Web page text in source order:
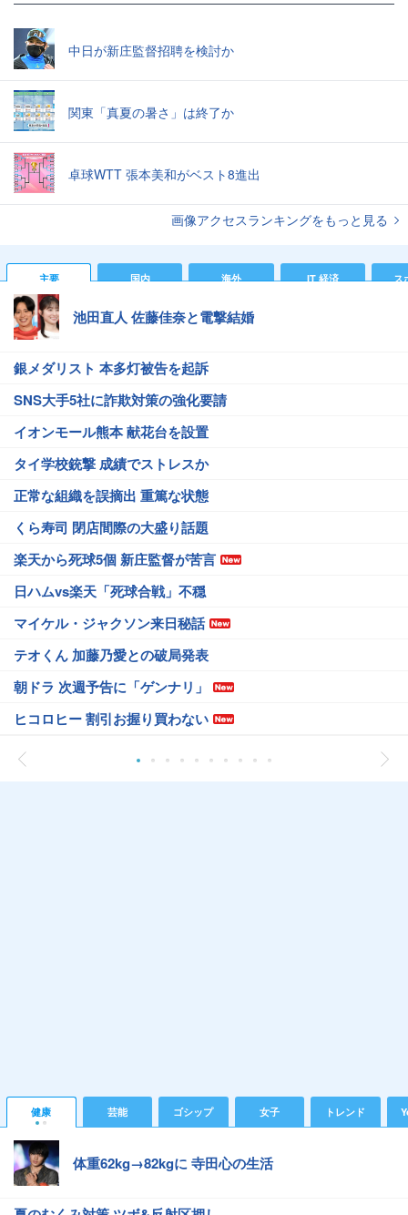
中日が新庄監督招聘を検討か
関東「真夏の暑さ」は終了か
卓球WTT 張本美和がベスト8進出
画像アクセスランキングをもっと見る
主要 国内 海外 IT 経済 ス
池田直人 佐藤佳奈と電撃結婚
銀メダリスト 本多灯被告を起訴
SNS大手5社に詐欺対策の強化要請
イオンモール熊本 献花台を設置
タイ学校銃撃 成績でストレスか
正常な組織を誤摘出 重篤な状態
くら寿司 閉店間際の大盛り話題
楽天から死球5個 新庄監督が苦言
日ハムvs楽天「死球合戦」不穏
マイケル・ジャクソン来日秘話
テオくん 加藤乃愛との破局発表
朝ドラ 次週予告に「ゲンナリ」
ヒコロヒー 割引お握り買わない
健康 芸能 ゴシップ 女子 トレンド
体重62kg→82kgに 寺田心の生活